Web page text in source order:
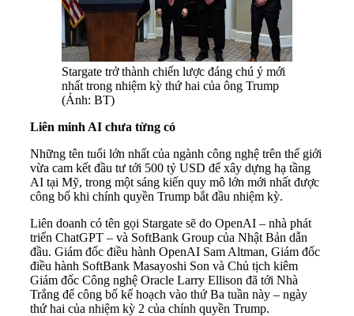
Stargate trở thành chiến lược đáng chú ý mới
nhất trong nhiệm kỳ thứ hai của ông Trump
(Ảnh: BT)
Liên minh AI chưa từng có
Những tên tuổi lớn nhất của ngành công nghệ trên thế giới
vừa cam kết đầu tư tới 500 tỷ USD để xây dựng hạ tầng
AI tại Mỹ, trong một sáng kiến quy mô lớn mới nhất được
công bố khi chính quyền Trump bắt đầu nhiệm kỳ.
Liên doanh có tên gọi Stargate sẽ do OpenAI – nhà phát
triển ChatGPT – và SoftBank Group của Nhật Bản dẫn
đầu. Giám đốc điều hành OpenAI Sam Altman, Giám đốc
điều hành SoftBank Masayoshi Son và Chủ tịch kiêm
Giám đốc Công nghệ Oracle Larry Ellison đã tới Nhà
Trắng để công bố kế hoạch vào thứ Ba tuần này – ngày
thứ hai của nhiệm kỳ 2 của chính quyền Trump.